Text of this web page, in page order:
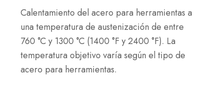
Calentamiento del acero para herramientas a
una temperatura de austenización de entre
760 °C y 1300 °C (1400 °F y 2400 °F). La
temperatura objetivo varía según el tipo de
acero para herramientas.